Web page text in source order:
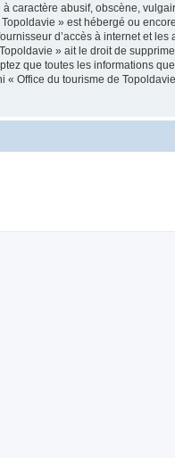
caractère abusif, obscène,
» est hébergé ou
d’accès à internet et
» ait le droit de
que toutes les informations
« Office du tourisme de